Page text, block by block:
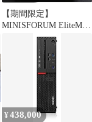
【期間限定】
MINISFORUM EliteMini
HM90 32GB
¥438,000